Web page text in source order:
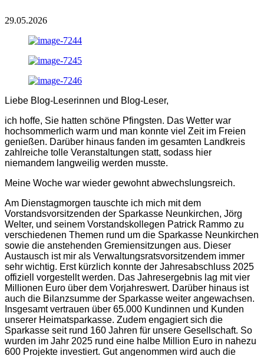
29.05.2026
Liebe Blog-Leserinnen und Blog-Leser,
ich hoffe, Sie hatten schöne Pfingsten. Das Wetter war
hochsommerlich warm und man konnte viel Zeit im Freien
genießen. Darüber hinaus fanden im gesamten Landkreis
zahlreiche tolle Veranstaltungen statt, sodass hier
niemandem langweilig werden musste.
Meine Woche war wieder gewohnt abwechslungsreich.
Am Dienstagmorgen tauschte ich mich mit dem
Vorstandsvorsitzenden der Sparkasse Neunkirchen, Jörg
Welter, und seinem Vorstandskollegen Patrick Rammo zu
verschiedenen Themen rund um die Sparkasse Neunkirchen
sowie die anstehenden Gremiensitzungen aus. Dieser
Austausch ist mir als Verwaltungsratsvorsitzendem immer
sehr wichtig. Erst kürzlich konnte der Jahresabschluss 2025
offiziell vorgestellt werden. Das Jahresergebnis lag mit vier
Millionen Euro über dem Vorjahreswert. Darüber hinaus ist
auch die Bilanzsumme der Sparkasse weiter angewachsen.
Insgesamt vertrauen über 65.000 Kundinnen und Kunden
unserer Heimatsparkasse. Zudem engagiert sich die
Sparkasse seit rund 160 Jahren für unsere Gesellschaft. So
wurden im Jahr 2025 rund eine halbe Million Euro in nahezu
600 Projekte investiert. Gut angenommen wird auch die